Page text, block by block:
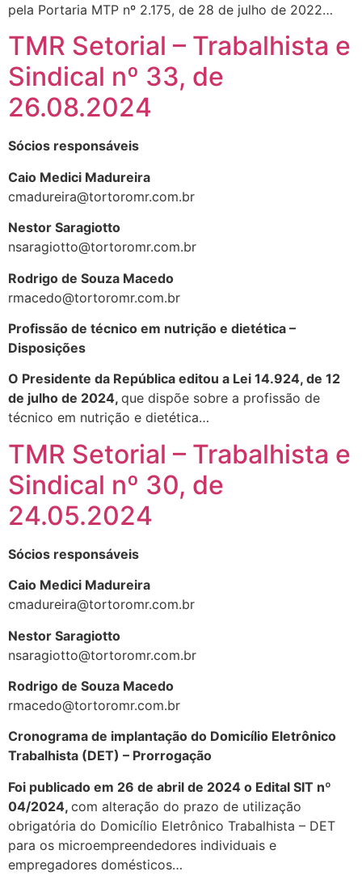
pela Portaria MTP nº 2.175, de 28 de julho de 2022…
TMR Setorial – Trabalhista e
Sindical nº 33, de
26.08.2024
Sócios responsáveis
Caio Medici Madureira
cmadureira@tortoromr.com.br
Nestor Saragiotto
nsaragiotto@tortoromr.com.br
Rodrigo de Souza Macedo
rmacedo@tortoromr.com.br
Profissão de técnico em nutrição e dietética –
Disposições
O Presidente da República editou a Lei 14.924, de 12
de julho de 2024, que dispõe sobre a profissão de
técnico em nutrição e dietética…
TMR Setorial – Trabalhista e
Sindical nº 30, de
24.05.2024
Sócios responsáveis
Caio Medici Madureira
cmadureira@tortoromr.com.br
Nestor Saragiotto
nsaragiotto@tortoromr.com.br
Rodrigo de Souza Macedo
rmacedo@tortoromr.com.br
Cronograma de implantação do Domicílio Eletrônico
Trabalhista (DET) – Prorrogação
Foi publicado em 26 de abril de 2024 o Edital SIT nº
04/2024, com alteração do prazo de utilização
obrigatória do Domicílio Eletrônico Trabalhista – DET
para os microempreendedores individuais e
empregadores domésticos…